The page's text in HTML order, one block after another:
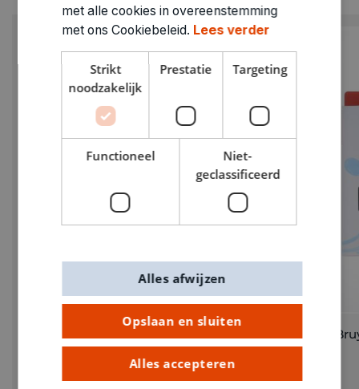
met alle cookies in overeenstemming
met ons Cookiebeleid. Lees verder
Strikt
noodzakelijk
Prestatie Targeting
Functioneel
Niet-
geclassificeerd
Opslaan en sluiten
Alles accepteren
Alles afwijzen